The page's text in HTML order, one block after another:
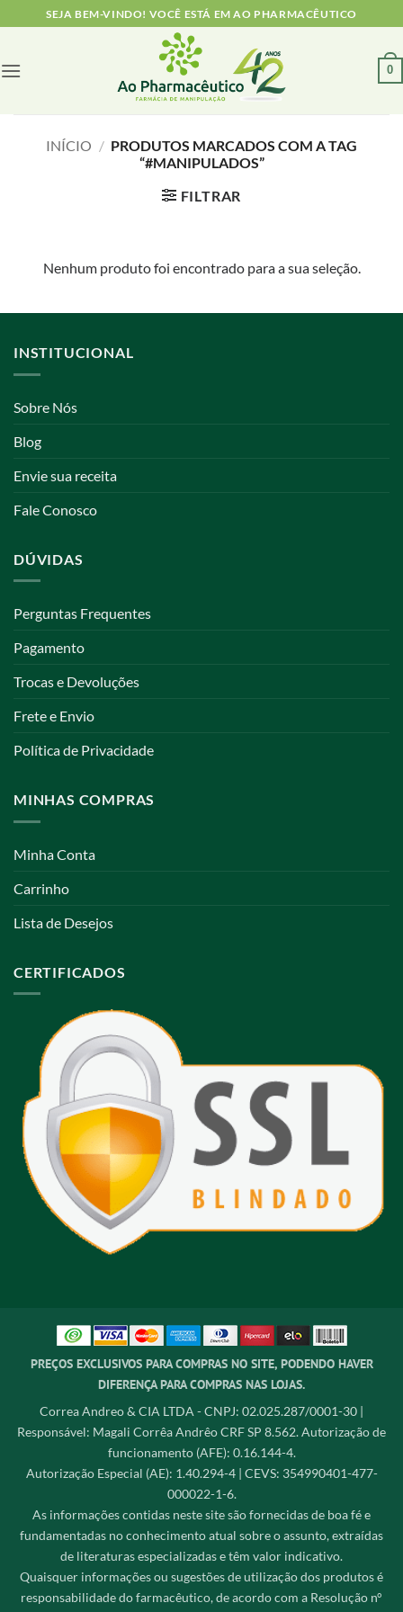
to
SEJA BEM-VINDO! VOCÊ ESTÁ EM AO PHARMACÊUTICO
0
INÍCIO / PRODUTOS MARCADOS COM A TAG
“#MANIPULADOS”
FILTRAR
Nenhum produto foi encontrado para a sua seleção.
INSTITUCIONAL
Sobre Nós
Blog
Envie sua receita
Fale Conosco
DÚVIDAS
Perguntas Frequentes
Pagamento
Trocas e Devoluções
Frete e Envio
Política de Privacidade
MINHAS COMPRAS
Minha Conta
Carrinho
Lista de Desejos
CERTIFICADOS
PREÇOS EXCLUSIVOS PARA COMPRAS NO SITE, PODENDO HAVER
DIFERENÇA PARA COMPRAS NAS LOJAS.
Correa Andreo & CIA LTDA - CNPJ: 02.025.287/0001-30 |
Responsável: Magali Corrêa Andrêo CRF SP 8.562. Autorização de
funcionamento (AFE): 0.16.144-4.
Autorização Especial (AE): 1.40.294-4 | CEVS: 354990401-477-
000022-1-6.
As informações contidas neste site são fornecidas de boa fé e
fundamentadas no conhecimento atual sobre o assunto, extraídas
de literaturas especializadas e têm valor indicativo.
Quaisquer informações ou sugestões de utilização dos produtos é
responsabilidade do farmacêutico, de acordo com a Resolução n°